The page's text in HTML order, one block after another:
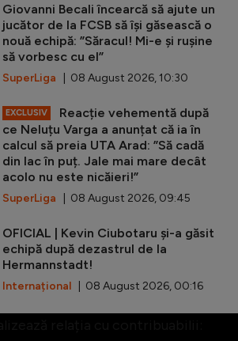
Giovanni Becali încearcă să ajute un
jucător de la FCSB să își găsească o
nouă echipă: ”Săracul! Mi-e și rușine
să vorbesc cu el”
SuperLiga | 08 August 2026, 10:30
EXCLUSIV
Reacție vehementă după
ce Neluțu Varga a anunțat că ia în
calcul să preia UTA Arad: ”Să cadă
din lac în puț. Jale mai mare decât
acolo nu este nicăieri!”
SuperLiga | 08 August 2026, 09:45
OFICIAL | Kevin Ciubotaru și-a găsit
echipă după dezastrul de la
Hermannstadt!
Internațional | 08 August 2026, 00:16